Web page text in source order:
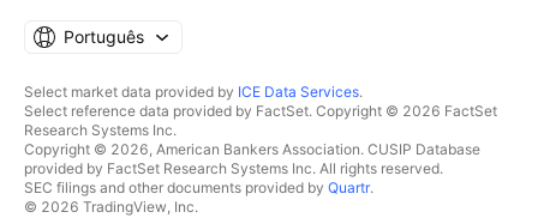
Português
Select market data provided by ICE Data Services.
Select reference data provided by FactSet. Copyright © 2026 FactSet
Research Systems Inc.
Copyright © 2026, American Bankers Association. CUSIP Database
provided by FactSet Research Systems Inc. All rights reserved.
SEC filings and other documents provided by Quartr.
© 2026 TradingView, Inc.